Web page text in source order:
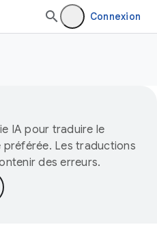
Connexion
IA pour traduire le
Les traductions
des erreurs.